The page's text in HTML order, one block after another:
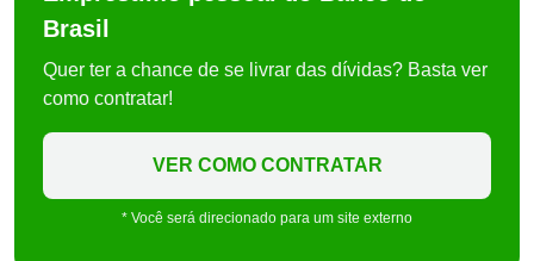
Brasil
Quer ter a chance de se livrar das dívidas? Basta ver
como contratar!
VER COMO CONTRATAR
* Você será direcionado para um site externo